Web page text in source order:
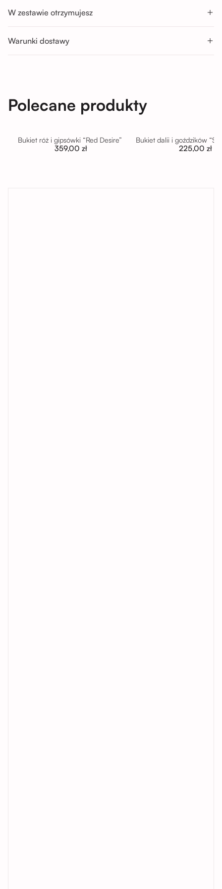
Godziny odbioru:
Pon-Sob : 11:00 - 14:00; 14:00 - 17:00; 17:00 - 20:00
Nd : 11:00 - 14:00; 14:00 - 17:00
W zestawie otrzymujesz
Warunki dostawy
Polecane produkty
Bukiet róż i gipsówki “Red Desire”
359,00 zł
Bukiet dalii i goździków
225,00 zł